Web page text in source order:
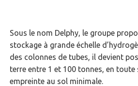
Sous le nom Delphy, le groupe
stockage à grande échelle
des colonnes de tubes, il devient
terre entre 1 et 100 tonnes, en toute
empreinte au sol minimale.